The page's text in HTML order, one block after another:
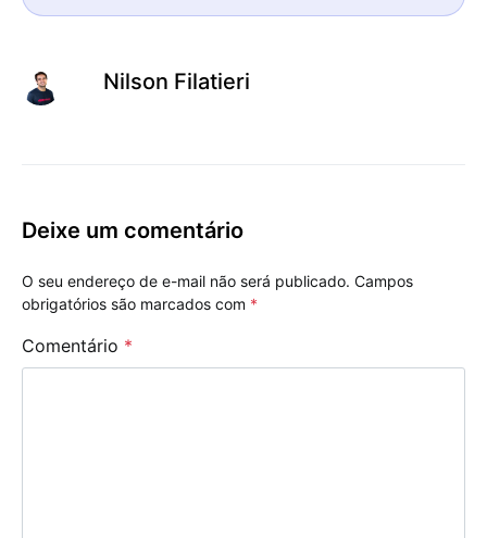
Nilson Filatieri
Deixe um comentário
O seu endereço de e-mail não será publicado. Campos
obrigatórios são marcados com *
Comentário *